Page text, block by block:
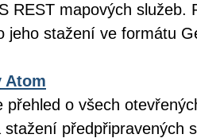
REST mapových služeb.
jeho stažení ve formátu
Atom
přehled o všech
stažení předpřipravených